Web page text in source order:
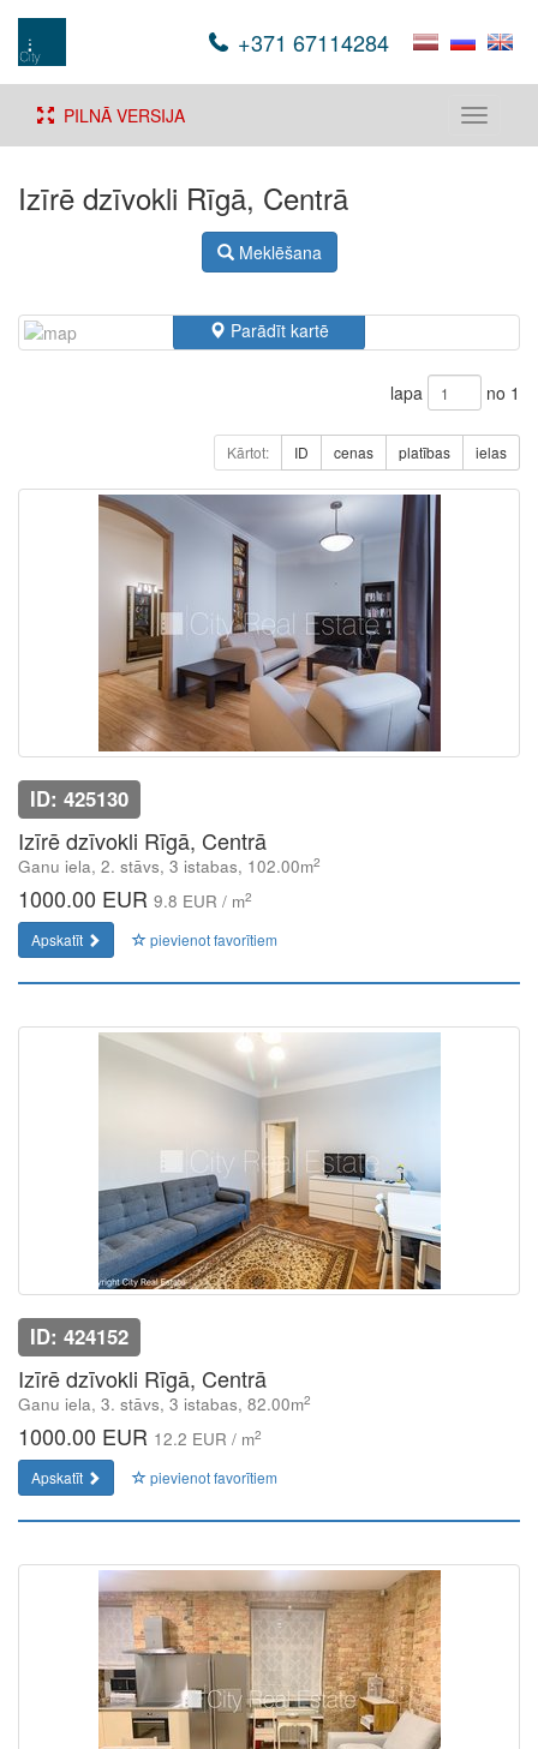
+371 67114284
Toggle
PILNĀ VERSIJA
Izīrē dzīvokli Rīgā, Centrā
Meklēšana
Parādīt kartē
lapa no 1
Kārtot: ID cenas platības ielas
ID: 425130
Izīrē dzīvokli Rīgā, Centrā
Ganu iela, 2. stāvs, 3 istabas, 102.00m2
1000.00 EUR 9.8 EUR / m2
Apskatīt pievienot favorītiem
ID: 424152
Izīrē dzīvokli Rīgā, Centrā
Ganu iela, 3. stāvs, 3 istabas, 82.00m2
1000.00 EUR 12.2 EUR / m2
Apskatīt pievienot favorītiem